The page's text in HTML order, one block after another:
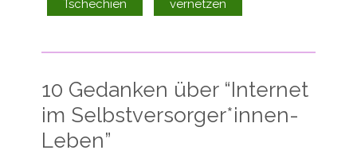
Tschechien vernetzen
10 Gedanken über “Internet
im Selbstversorger*innen-
Leben”